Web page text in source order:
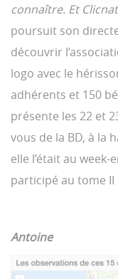
connaître. Et
poursuit son
découvrir
logo avec le
adhérents et 150
présente les 22 et
vous de la BD, à la
elle l’était au
participé au tome II
Antoine